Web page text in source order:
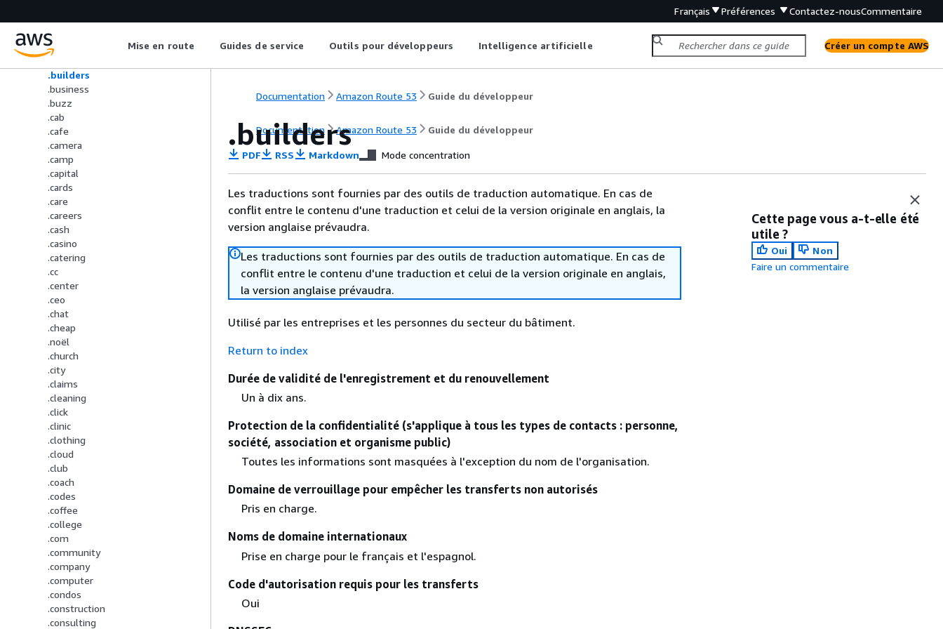
Français Préférences Contactez-nousCommentaire
Mise en route Guides de service Outils pour développeurs Intelligence artificielle Créer un compte AWS
.bot
.boutique
.builders
.business
.buzz
.cab
.cafe
.camera
.camp
.capital
.cards
.care
.careers
.cash
.casino
.catering
.cc
.center
.ceo
.chat
.cheap
.noël
.church
.city
.claims
.cleaning
.click
.clinic
.clothing
.cloud
.club
.coach
.codes
.coffee
.college
.com
.community
.company
.computer
.condos
.construction
.consulting
Documentation Amazon Route 53 Guide du développeur
Documentation Amazon Route 53 Guide du développeur
.builders
PDF RSS Markdown Mode concentration
Les traductions sont fournies par des outils de traduction automatique. En cas de
conflit entre le contenu d'une traduction et celui de la version originale en anglais, la
version anglaise prévaudra.
Les traductions sont fournies par des outils de traduction automatique. En cas de
conflit entre le contenu d'une traduction et celui de la version originale en anglais,
la version anglaise prévaudra.
Utilisé par les entreprises et les personnes du secteur du bâtiment.
Return to index
Durée de validité de l'enregistrement et du renouvellement
Un à dix ans.
Protection de la confidentialité (s'applique à tous les types de contacts : personne,
société, association et organisme public)
Toutes les informations sont masquées à l'exception du nom de l'organisation.
Domaine de verrouillage pour empêcher les transferts non autorisés
Pris en charge.
Noms de domaine internationaux
Prise en charge pour le français et l'espagnol.
Code d'autorisation requis pour les transferts
Oui
Cette page vous a-t-elle été
utile ?
Oui
Non
Faire un commentaire